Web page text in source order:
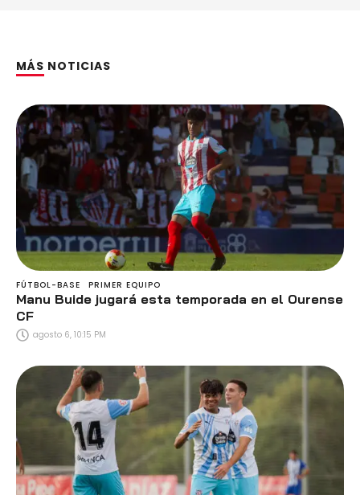
MÁS NOTICIAS
FÚTBOL-BASE PRIMER EQUIPO
Manu Buide jugará esta temporada en el Ourense
CF
agosto 6, 10:15 PM